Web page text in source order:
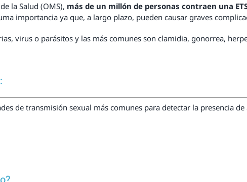
la Salud (OMS), más de un millón de personas contraen una
importancia ya que, a largo plazo, pueden causar graves
virus o parásitos y las más comunes son clamidia, gonorrea,
de transmisión sexual más comunes para detectar la presencia